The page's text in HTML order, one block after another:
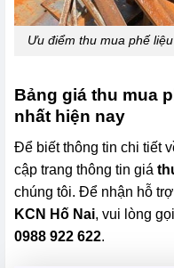
Ưu điểm thu mua phế
Bảng giá thu mua
nhất hiện nay
Để biết thông tin chi tiết
cập trang thông tin giá
chúng tôi. Để nhận hỗ
KCN Hố Nai, vui lòng
0988 922 622.